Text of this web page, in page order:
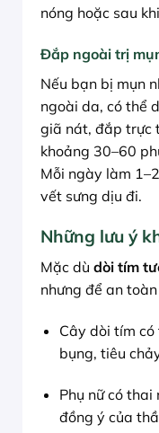
nóng hoặc sau
Đắp ngoài trị
Nếu bạn bị mụn
ngoài da, có thể
giã nát, đắp trực
khoảng 30–60
Mỗi ngày làm
vết sưng dịu đi.
Những lưu ý
Mặc dù dòi tím
nhưng để an
Cây dòi tím
bụng, tiêu
Phụ nữ có thai
đồng ý của